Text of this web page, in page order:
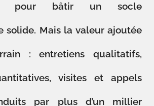
pour bâtir un socle
solide. Mais la valeur ajoutée
: entretiens qualitatifs,
visites et appels
par plus d’un millier